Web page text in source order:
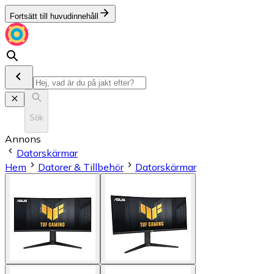
Fortsätt till huvudinnehåll
Sök
Annons
Datorskärmar
Hem
Datorer & Tillbehör Datorskärmar